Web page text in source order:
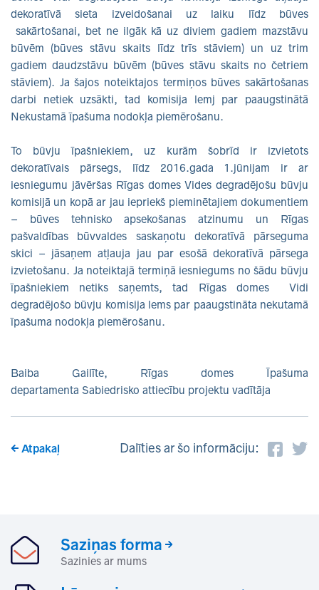
dekoratīvā sieta izveidošanai uz laiku līdz būves
sakārtošanai, bet ne ilgāk kā uz diviem gadiem mazstāvu
būvēm (būves stāvu skaits līdz trīs stāviem) un uz trim
gadiem daudzstāvu būvēm (būves stāvu skaits no četriem
stāviem). Ja šajos noteiktajos termiņos būves sakārtošanas
darbi netiek uzsākti, tad komisija lemj par paaugstinātā
Nekustamā īpašuma nodokļa piemērošanu.
To būvju īpašniekiem, uz kurām šobrīd ir izvietots
dekoratīvais pārsegs, līdz 2016.gada 1.jūnijam ir ar
iesniegumu jāvēršas Rīgas domes Vides degradējošu būvju
komisijā un kopā ar jau iepriekš pieminētajiem dokumentiem
– būves tehnisko apsekošanas atzinumu un Rīgas
pašvaldības būvvaldes saskaņotu dekoratīvā pārseguma
skici – jāsaņem atļauja jau par esošā dekoratīvā pārsega
izvietošanu. Ja noteiktajā termiņā iesniegums no šādu būvju
īpašniekiem netiks saņemts, tad Rīgas domes Vidi
degradējošo būvju komisija lems par paaugstināta nekutamā
īpašuma nodokļa piemērošanu.
Baiba Gailīte, Rīgas domes Īpašuma
departamenta Sabiedrisko attiecību projektu vadītāja
Atpakaļ Dalīties ar šo informāciju:
Saziņas forma
Sazinies ar mums